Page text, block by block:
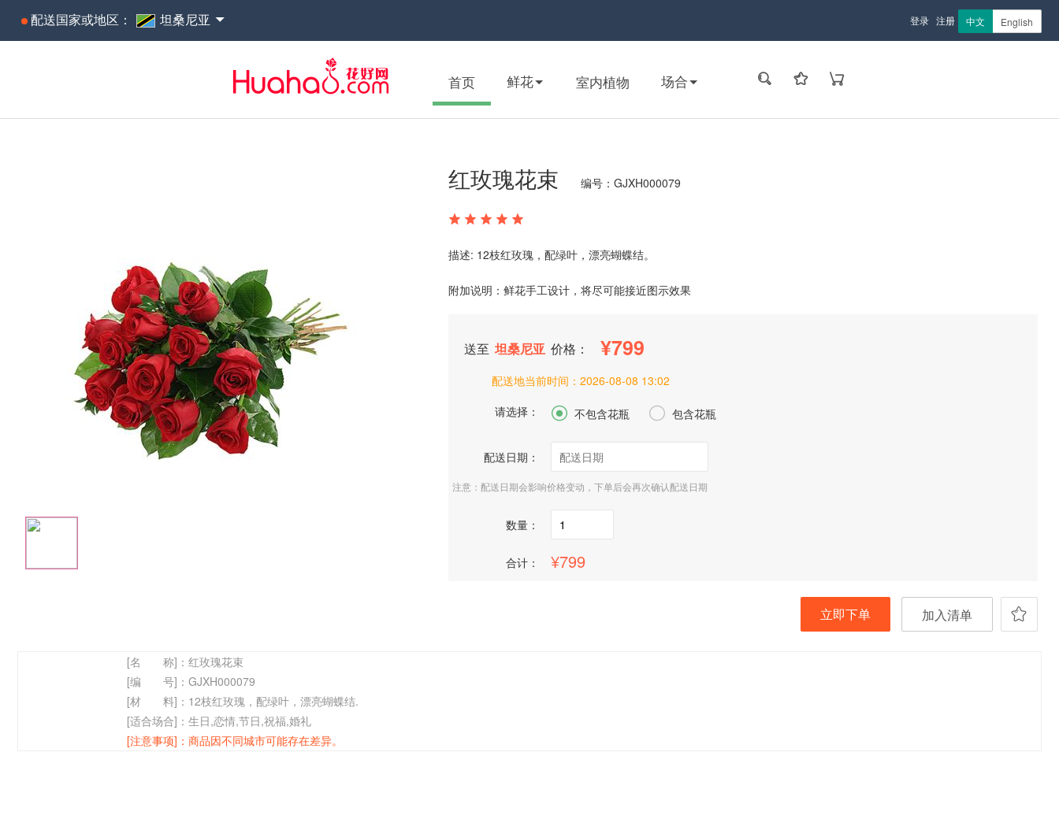
配送国家或地区： 坦桑尼亚 登录 注册 中文 English
首页 鲜花 室内植物 场合
红玫瑰花束 编号：GJXH000079
描述: 12枝红玫瑰，配绿叶，漂亮蝴蝶结。
附加说明：鲜花手工设计，将尽可能接近图示效果
送至 坦桑尼亚 价格： 799
配送地当前时间： 2026-08-08 13:02
请选择：
 不包含花瓶  包含花瓶
配送日期：
注意：配送日期会影响价格变动，下单后会再次确认配送日期
数量：
合计： 799
立即下单 加入清单
[名 称]：红玫瑰花束
[编 号]：GJXH000079
[材 料]： 12枝红玫瑰，配绿叶，漂亮蝴蝶结.
[适合场合]：生日,恋情,节日,祝福,婚礼
[注意事项]：商品因不同城市可能存在差异。